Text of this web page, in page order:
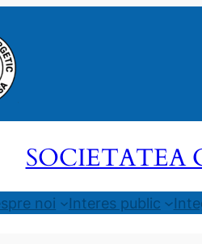
SOCIETATEA
noi Interes public